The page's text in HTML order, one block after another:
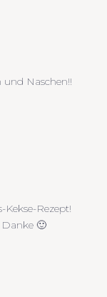
und Naschen!!
Rezept!
🙂